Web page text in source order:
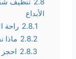
2.8 تنظيف
الأبداع
2.8.1 راحة
2.8.2 ماذا
2.8.3